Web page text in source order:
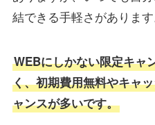
結できる手軽さがあります
WEBにしかない限定キャ
く、初期費用無料やキャ
ャンスが多いです。